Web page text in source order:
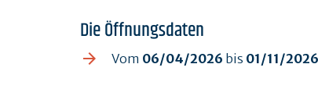
Die Öffnungsdaten
Vom 06/04/2026 bis 01/11/2026